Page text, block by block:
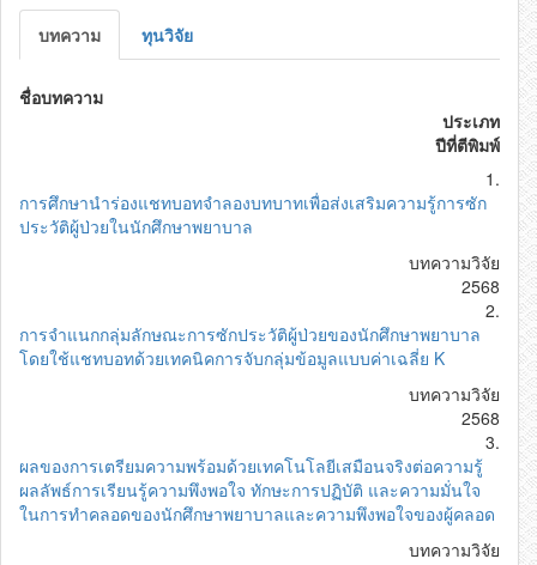
บทความ ทุนวิจัย
ชื่อบทความ
ประเภท
ปีที่ตีพิมพ์
1.
การศึกษานำร่องแชทบอทจำลองบทบาทเพื่อส่งเสริมความรู้การซัก
ประวัติผู้ป่วยในนักศึกษาพยาบาล
บทความวิจัย
2568
2.
การจำแนกกลุ่มลักษณะการซักประวัติผู้ป่วยของนักศึกษาพยาบาล
โดยใช้แชทบอทด้วยเทคนิคการจับกลุ่มข้อมูลแบบค่าเฉลี่ย K
บทความวิจัย
2568
3.
ผลของการเตรียมความพร้อมด้วยเทคโนโลยีเสมือนจริงต่อความรู้
ผลลัพธ์การเรียนรู้ความพึงพอใจ ทักษะการปฏิบัติ และความมั่นใจ
ในการทำคลอดของนักศึกษาพยาบาลและความพึงพอใจของผู้คลอด
บทความวิจัย